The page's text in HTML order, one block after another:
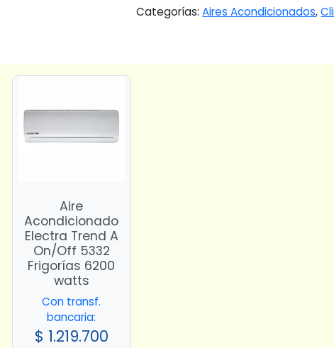
Categorías:Aires Acondicionados,
Aire
Acondicionado
Electra Trend A
On/Off 5332
Frigorías 6200
watts
Con transf.
bancaria:
$ 1.219.700